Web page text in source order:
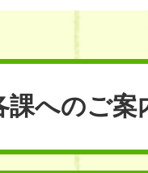
課へのご案